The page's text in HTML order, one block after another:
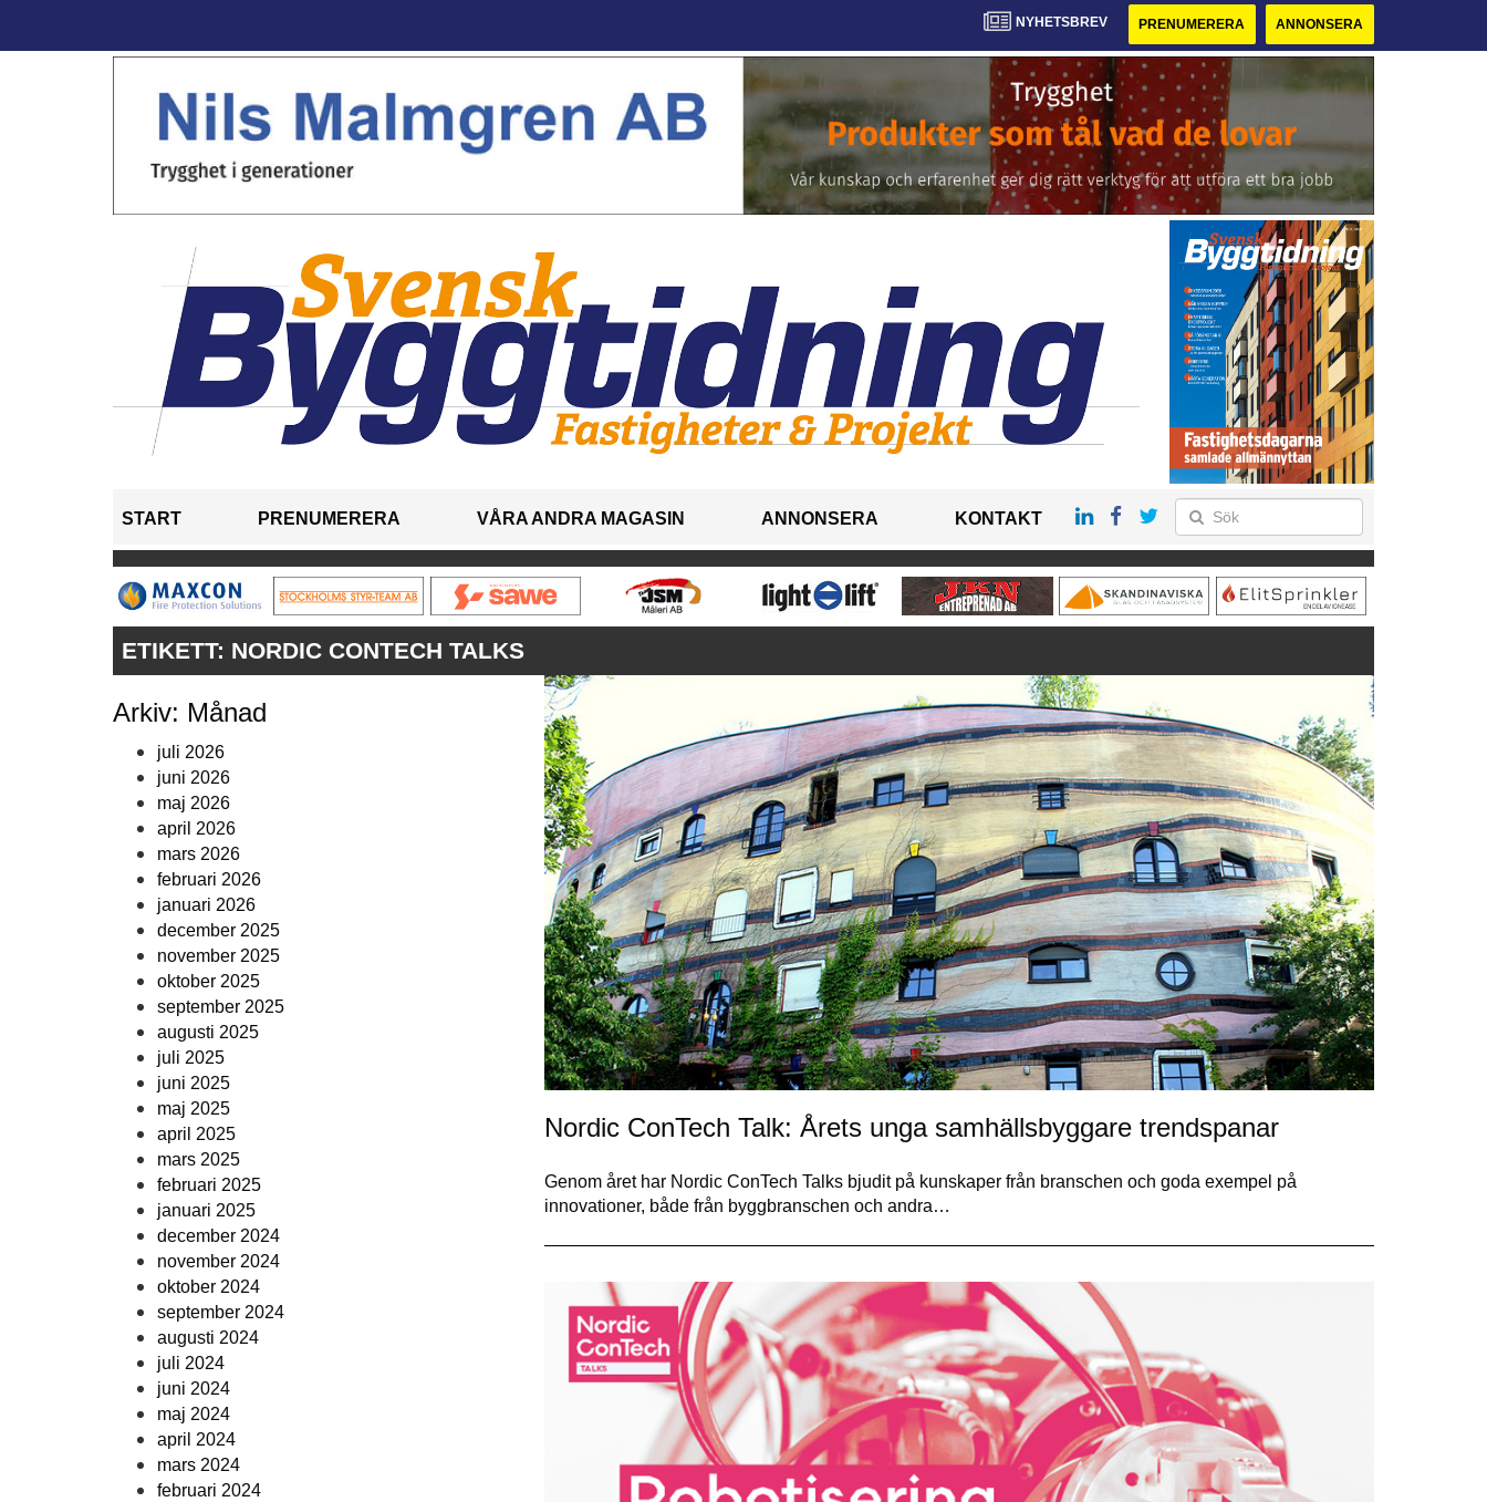
NYHETSBREV PRENUMERERA ANNONSERA
START PRENUMERERA VÅRA ANDRA MAGASIN ANNONSERA KONTAKT
ETIKETT: NORDIC CONTECH TALKS
Arkiv: Månad
juli 2026
juni 2026
maj 2026
april 2026
mars 2026
februari 2026
januari 2026
december 2025
november 2025
oktober 2025
september 2025
augusti 2025
juli 2025
juni 2025
maj 2025
april 2025
mars 2025
februari 2025
januari 2025
december 2024
november 2024
oktober 2024
september 2024
augusti 2024
juli 2024
juni 2024
maj 2024
april 2024
mars 2024
februari 2024
Nordic ConTech Talk: Årets unga samhällsbyggare trendspanar
Genom året har Nordic ConTech Talks bjudit på kunskaper från branschen och goda exempel på
innovationer, både från byggbranschen och andra…